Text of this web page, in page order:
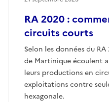
RA 2020 :
circuits courts
Selon les données du
de Martinique écoulent
leurs productions en
exploitations contre
hexagonale.